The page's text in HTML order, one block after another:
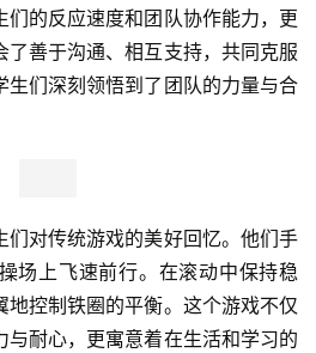
们的反应速度和团队协作能力，更
了善于沟通、相互支持，共同克服
生们深刻领悟到了团队的力量与合
们对传统游戏的美好回忆。他们手
场上飞速前行。在滚动中保持稳
地控制铁圈的平衡。这个游戏不仅
与耐心，更寓意着在生活和学习的